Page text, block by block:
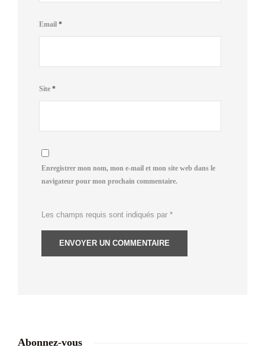
Email *
Site *
Enregistrer mon nom, mon e-mail et mon site web dans le
navigateur pour mon prochain commentaire.
Les champs requis sont indiqués par *
Abonnez-vous